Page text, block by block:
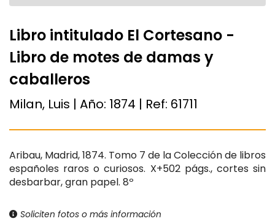
Libro intitulado El Cortesano -
Libro de motes de damas y
caballeros
Milan, Luis | Año: 1874 | Ref: 61711
Aribau, Madrid, 1874. Tomo 7 de la Colección de libros
españoles raros o curiosos. X+502 págs., cortes sin
desbarbar, gran papel. 8º
Soliciten fotos o más información